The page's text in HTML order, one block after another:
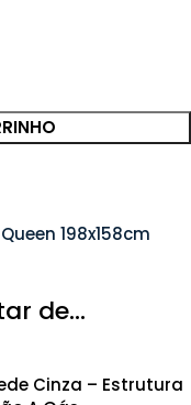
Queen 198x158cm
de…
Cinza – Estrutura